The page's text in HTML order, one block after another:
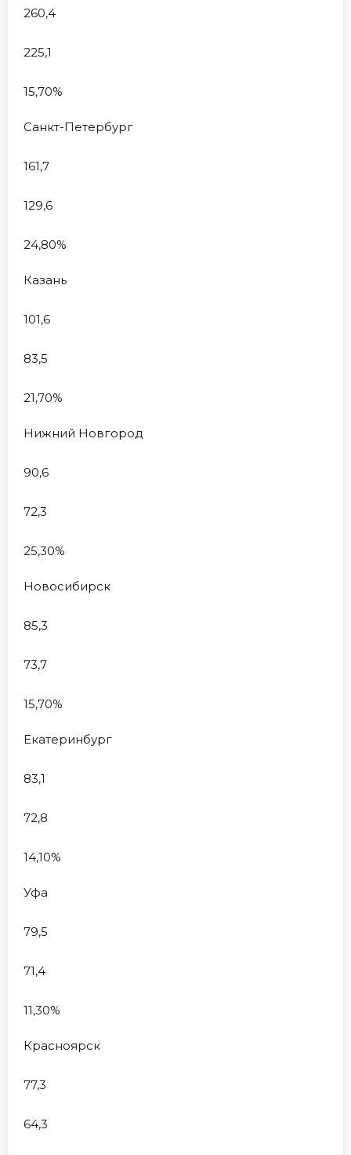
260,4
225,1
15,70%
Санкт-Петербург
161,7
129,6
24,80%
Казань
101,6
83,5
21,70%
Нижний Новгород
90,6
72,3
25,30%
Новосибирск
85,3
73,7
15,70%
Екатеринбург
83,1
72,8
14,10%
Уфа
79,5
71,4
11,30%
Красноярск
77,3
64,3